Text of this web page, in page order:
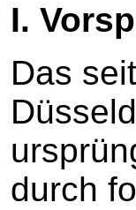
I.
Das
durch